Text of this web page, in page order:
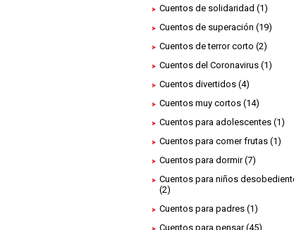
Cuentos de solidaridad (1)
Cuentos de superación (19)
Cuentos de terror corto (2)
Cuentos del Coronavirus (1)
Cuentos divertidos (4)
Cuentos muy cortos (14)
Cuentos para adolescentes (1)
Cuentos para comer frutas (1)
Cuentos para dormir (7)
Cuentos para niños
(2)
Cuentos para padres (1)
Cuentos para pensar (45)